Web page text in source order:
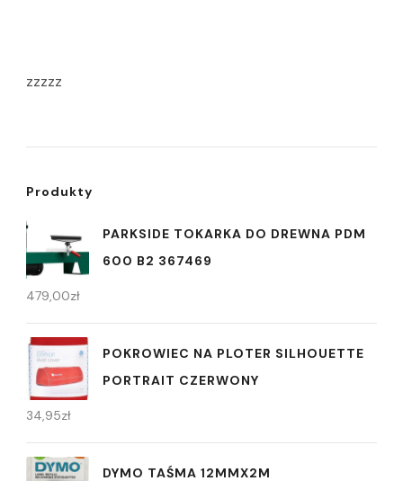
zzzzz
Produkty
PARKSIDE TOKARKA DO DREWNA PDM
600 B2 367469
479,00zł
POKROWIEC NA PLOTER SILHOUETTE
PORTRAIT CZERWONY
34,95zł
DYMO TAŚMA 12MMX2M